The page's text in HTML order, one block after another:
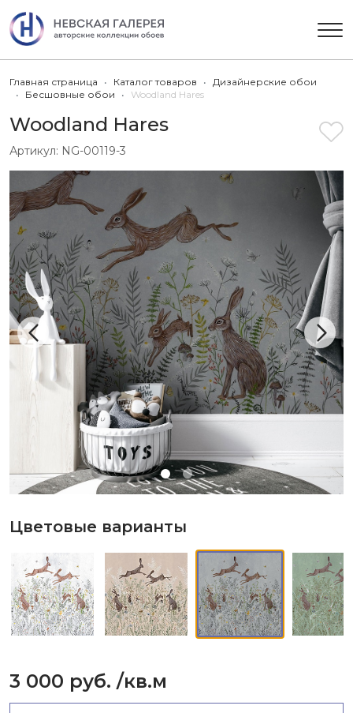
Главная страница Каталог товаров
Дизайнерские обои
Бесшовные обои
Woodland Hares
Woodland Hares
Артикул: NG-00119-3
Цветовые варианты
3 000 руб. /кв.м